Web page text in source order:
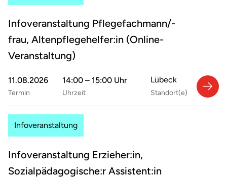
Infoveranstaltung Pflegefachmann/-
frau, Altenpflegehelfer:in (Online-
Veranstaltung)
11.08.2026
Termin
14:00 – 15:00 Uhr
Uhrzeit
Lübeck
Standort(e)
Infoveranstaltung
Infoveranstaltung Erzieher:in,
Sozialpädagogische:r Assistent:in